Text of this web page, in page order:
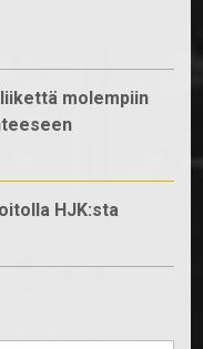
molempiin
HJK:sta